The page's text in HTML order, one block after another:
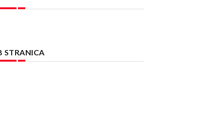
STRANICA